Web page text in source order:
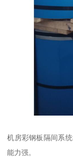
机房彩钢板隔间系
能力强。